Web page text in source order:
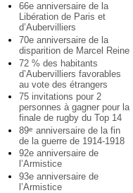
66e anniversaire de la
Libération de Paris et
d’Aubervilliers
70e anniversaire de la
disparition de Marcel Reine
72 % des habitants
d’Aubervilliers favorables
au vote des étrangers
75 invitations pour 2
personnes à gagner pour la
finale de rugby du Top 14
89e anniversaire de la fin
de la guerre de 1914-1918
92e anniversaire de
l’Armistice
93e anniversaire de
l’Armistice